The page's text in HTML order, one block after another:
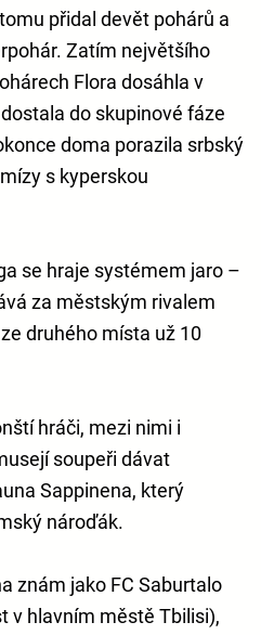
přidal devět pohárů a
Zatím největšího
Flora dosáhla v
do skupinové fáze
doma porazila srbský
s kyperskou
se hraje systémem jaro –
za městským rivalem
druhého místa už 10
hráči, mezi nimi i
soupeři dávat
Sappinena, který
nároďák.
znám jako FC Saburtalo
v hlavním městě Tbilisi),